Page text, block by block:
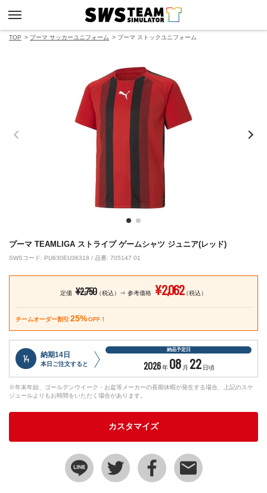
TOP プーマ サッカーユニフォーム プーマ ストックユニフォーム
プーマ TEAMLIGA ストライプ ゲームシャツ ジュニア(レッド)
SWSコード: PU630EU36318 / 品番: 705147 01
定価 ¥2,750（税込） 参考価格 ¥2,062（税込）
チームオーダー割引 25%OFF！
14 納期14日
本日ご注文すると
納品予定日
2026年 08 月 22 日頃
※年末年始、ゴールデンウイーク・お盆等メーカーの長期休暇が発生する場合、上記のスケ
ジュールよりもお時間をいただく場合があります。
カスタマイズ